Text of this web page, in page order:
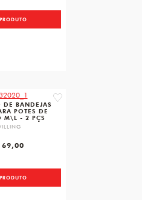
favorite
DE BANDEJAS
POTES DE
M\L - 2 PÇS
69,00